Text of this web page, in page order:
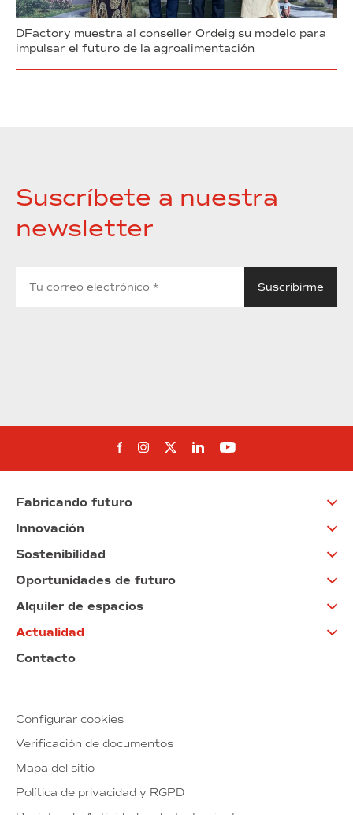
DFactory muestra al conseller Ordeig su modelo para
impulsar el futuro de la agroalimentación
Suscríbete a nuestra
newsletter
Síguenos en Facebook
Síguenos en Instagram
Síguenos en Twitter
Síguenos en Linkedin
Síguenos en
Fabricando futuro
Innovación
Sostenibilidad
Oportunidades de futuro
Alquiler de espacios
Actualidad
Contacto
Configurar cookies
Verificación de documentos
Mapa del sitio
Política de privacidad y RGPD